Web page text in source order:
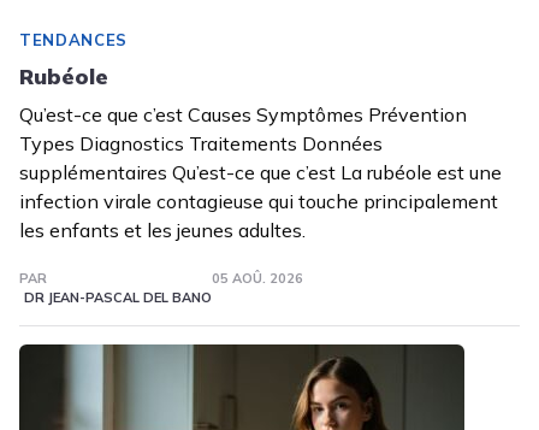
TENDANCES
Rubéole
Qu’est-ce que c’est Causes Symptômes Prévention
Types Diagnostics Traitements Données
supplémentaires Qu’est-ce que c’est La rubéole est une
infection virale contagieuse qui touche principalement
les enfants et les jeunes adultes.
PAR
DR JEAN-PASCAL DEL BANO
05 AOÛ. 2026